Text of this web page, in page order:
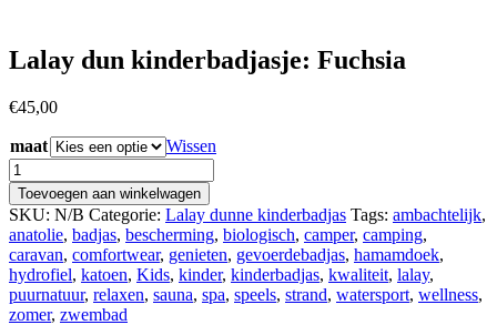
Lalay dun kinderbadjasje: Fuchsia
€45,00
maat
Wissen
Lalay
dun
kinderbadjasje:
Fuchsia
aantal
Toevoegen aan winkelwagen
SKU: N/B Categorie: Lalay dunne kinderbadjas Tags: ambachtelijk,
anatolie, badjas, bescherming, biologisch, camper, camping,
caravan, comfortwear, genieten, gevoerdebadjas, hamamdoek,
hydrofiel, katoen, Kids, kinder, kinderbadjas, kwaliteit, lalay,
puurnatuur, relaxen, sauna, spa, speels, strand, watersport, wellness,
zomer, zwembad